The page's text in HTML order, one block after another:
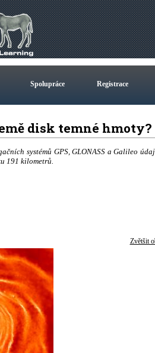
Spolupráce Registrace
disk temné hmoty?
systémů GPS, GLONASS a Galileo
191 kilometrů.
Zvětšit